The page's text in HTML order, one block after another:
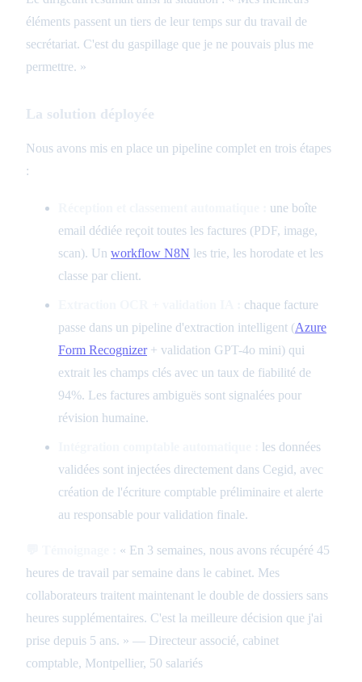
éléments passent un tiers de leur temps sur du travail de
secrétariat. C'est du gaspillage que je ne pouvais plus me
permettre. »
La solution déployée
Nous avons mis en place un pipeline complet en trois étapes
:
une boîte
email dédiée reçoit toutes les factures (PDF, image,
scan). Un workflow N8N les trie, les horodate et les
classe par client.
chaque facture
passe dans un pipeline d'extraction intelligent (Azure
Form Recognizer+ validation GPT-4o mini) qui
extrait les champs clés avec un taux de fiabilité de
94%. Les factures ambiguës sont signalées pour
révision humaine.
les données
validées sont injectées directement dans Cegid, avec
création de l'écriture comptable préliminaire et alerte
au responsable pour validation finale.
« En 3 semaines, nous avons récupéré 45
heures de travail par semaine dans le cabinet. Mes
collaborateurs traitent maintenant le double de dossiers sans
heures supplémentaires. C'est la meilleure décision que j'ai
prise depuis 5 ans. » — Directeur associé, cabinet
comptable, Montpellier, 50 salariés